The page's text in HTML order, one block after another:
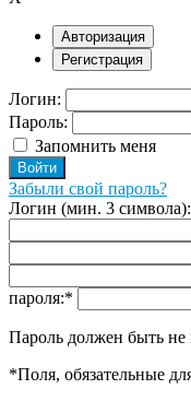
Авторизация
Регистрация
Логин:
Пароль:
Запомнить меня
Забыли свой пароль?
Логин (мин. 3 символа):
пароля:*
Пароль должен быть
*Поля, обязательные